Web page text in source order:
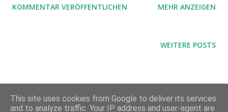
KOMMENTAR VERÖFFENTLICHEN MEHR ANZEIGEN
WEITERE POSTS
This site uses cookies from Google to deliver its services
and to analyze traffic. Your IP address and user-agent are